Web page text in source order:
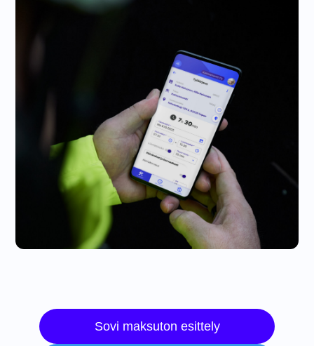
Sovi maksuton esittely